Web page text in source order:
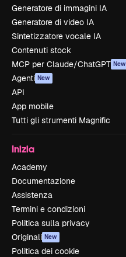
Generatore di immagini IA
Generatore di video IA
Sintetizzatore vocale IA
Contenuti stock
MCP per Claude/ChatGPT New
Agenti New
API
App mobile
Tutti gli strumenti Magnific
Inizia
Academy
Documentazione
Assistenza
Termini e condizioni
Politica sulla privacy
Originali New
Politica dei cookie